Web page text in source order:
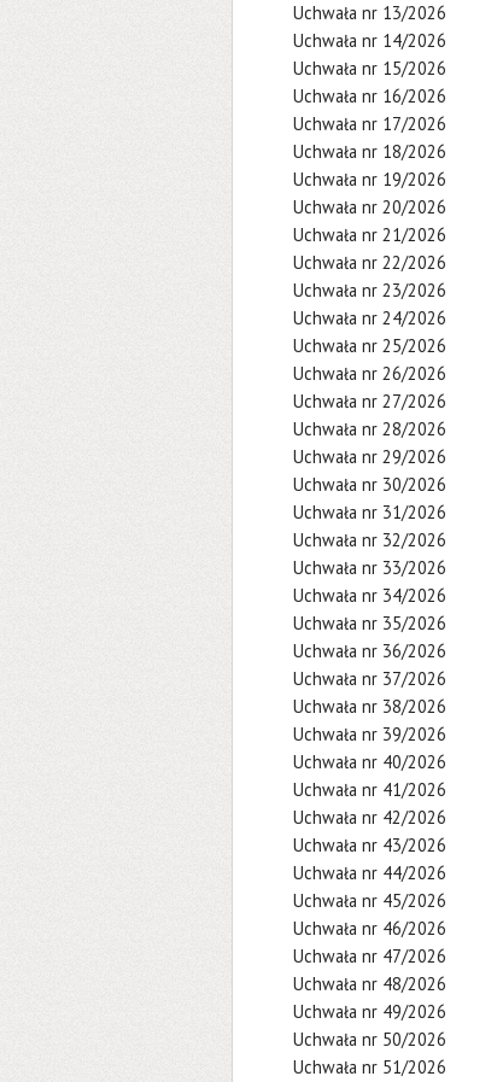
Uchwała nr 13/2026
Uchwała nr 14/2026
Uchwała nr 15/2026
Uchwała nr 16/2026
Uchwała nr 17/2026
Uchwała nr 18/2026
Uchwała nr 19/2026
Uchwała nr 20/2026
Uchwała nr 21/2026
Uchwała nr 22/2026
Uchwała nr 23/2026
Uchwała nr 24/2026
Uchwała nr 25/2026
Uchwała nr 26/2026
Uchwała nr 27/2026
Uchwała nr 28/2026
Uchwała nr 29/2026
Uchwała nr 30/2026
Uchwała nr 31/2026
Uchwała nr 32/2026
Uchwała nr 33/2026
Uchwała nr 34/2026
Uchwała nr 35/2026
Uchwała nr 36/2026
Uchwała nr 37/2026
Uchwała nr 38/2026
Uchwała nr 39/2026
Uchwała nr 40/2026
Uchwała nr 41/2026
Uchwała nr 42/2026
Uchwała nr 43/2026
Uchwała nr 44/2026
Uchwała nr 45/2026
Uchwała nr 46/2026
Uchwała nr 47/2026
Uchwała nr 48/2026
Uchwała nr 49/2026
Uchwała nr 50/2026
Uchwała nr 51/2026